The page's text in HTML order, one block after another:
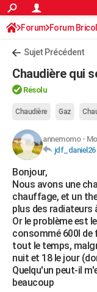
ACTUALITÉS
Politique
Société
Faits Divers
Education
Monde
Villes
+
Programme TV
TNTStreaming
Cinéma
Sorties cinéma
Musique
+FINANCE
Retraite
Impôts
Epargne
Immobilier
Risques naturels par
Banque
Assurance
Crédit
AUTO
Essais
Réserver un essai
Citadines
Berlines
SUV
Forum auto
+
HIGH-TECH
Mobiles
Meilleur smartphone
Internet
Ordinateurs
Jeux vidéo
Guide high-tech
Forum
Aménagement intérieur
Extérieur
Cuisine
Salle de bains
Jardinage
Rangement
WEEK-END
Guides de France
Escapades
Patrimoine
Expositions
Musées
Week-end nature
LIFESTYLE
Art de vivre
Bien-être
Loisirs
Mode
Modes de vie
SANTE
Alimentation
Guide de la santé
Maladies
Médicaments
Sommeil
VOYAGE
Destinations
City break
Voyage nature
Voyage de noces
Forum
Climat
+
Forum Forum
Sujet Précédent
Chaudière qui
Résolu
Chaudière Gaz
annemomo-
jdf_daniel26
Bonjour,
Nous avons une
chauffage, et un
plus des radiateurs
Or le problème est
consommé 600l de
tout le temps,
nuit et 18 le jour
Quelqu'un peut-il
beaucoup